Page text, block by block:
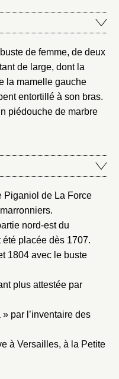
de femme, de deux
de large, dont la
la mamelle gauche
entortillé à son bras.
piédouche de marbre
Piganiol de La Force
nord-est du
placée dès 1707.
1804 avec le buste
plus attestée par
par l’inventaire des
à Versailles, à la Petite
compte
Cliquez ici